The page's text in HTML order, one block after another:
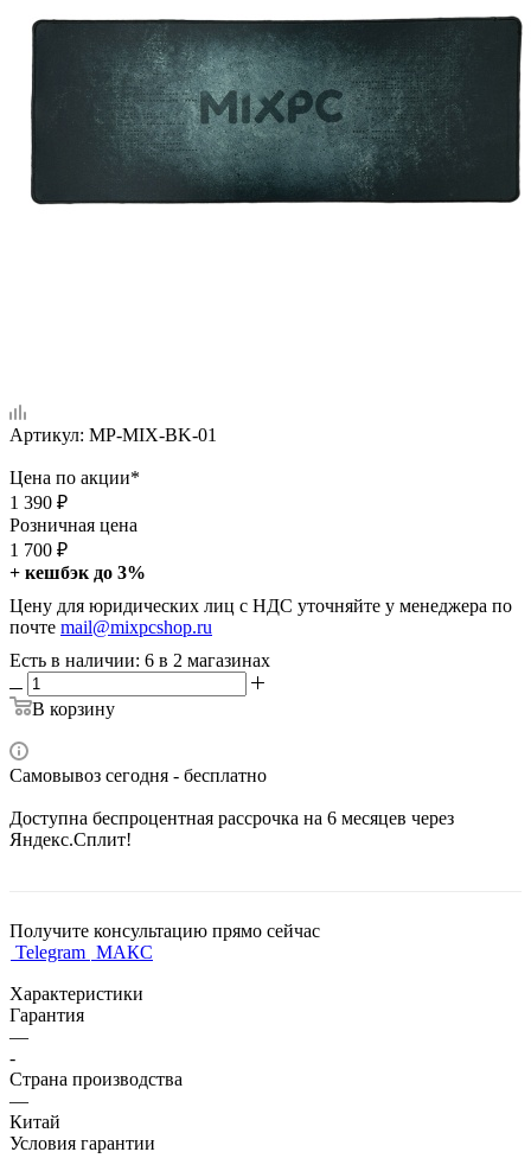
Артикул: MP-MIX-BK-01
Цена по акции*
1 390 ₽
Розничная цена
1 700 ₽
+ кешбэк до 3%
Цену для юридических лиц с НДС уточняйте у менеджера по
почте mail@mixpcshop.ru
Есть в наличии: 6 в 2 магазинах
В корзину
Самовывоз сегодня - бесплатно
Доступна беспроцентная рассрочка на 6 месяцев через
Яндекс.Сплит!
Получите консультацию прямо сейчас
Telegram МАКС
Характеристики
Гарантия
—
-
Страна производства
—
Китай
Условия гарантии